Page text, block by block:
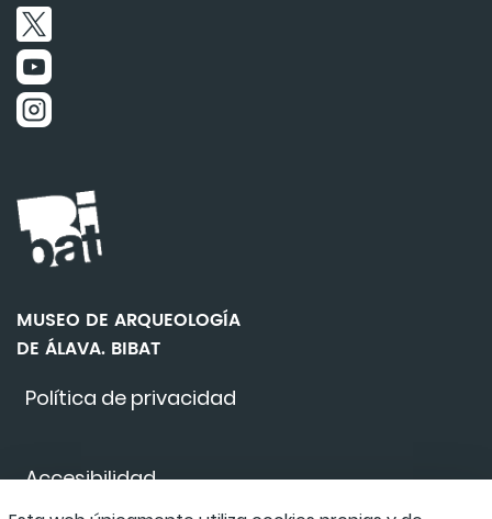
Política de privacidad
Accesibilidad
MUSEO DE ARQUEOLOGÍA
DE ÁLAVA. BIBAT